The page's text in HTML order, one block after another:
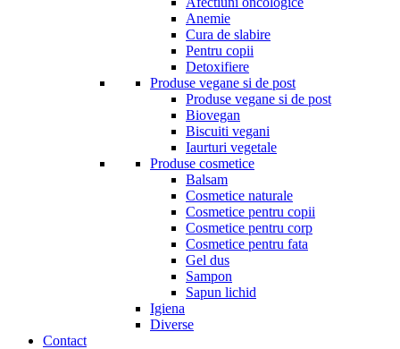
Anemie
Cura de slabire
Pentru copii
Detoxifiere
Produse vegane si de post
Produse vegane si de post
Biovegan
Biscuiti vegani
Iaurturi vegetale
Produse cosmetice
Balsam
Cosmetice naturale
Cosmetice pentru copii
Cosmetice pentru corp
Cosmetice pentru fata
Gel dus
Sampon
Sapun lichid
Igiena
Diverse
Contact